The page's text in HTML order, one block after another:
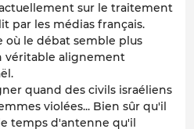
sur le traitement
par les médias français.
où le débat semble plus
véritable alignement
quand des civils israéliens
violées... Bien sûr qu'il
temps d'antenne qu'il